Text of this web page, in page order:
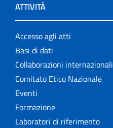
ATTIVITÀ
Accesso agli atti
Basi di dati
Collaborazioni internazionali
Comitato Etico Nazionale
Eventi
Formazione
Laboratori di riferimento